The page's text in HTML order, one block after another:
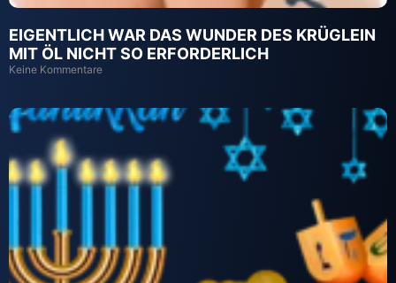
EIGENTLICH WAR DAS WUNDER DES KRÜGLEIN
MIT ÖL NICHT SO ERFORDERLICH
Keine Kommentare